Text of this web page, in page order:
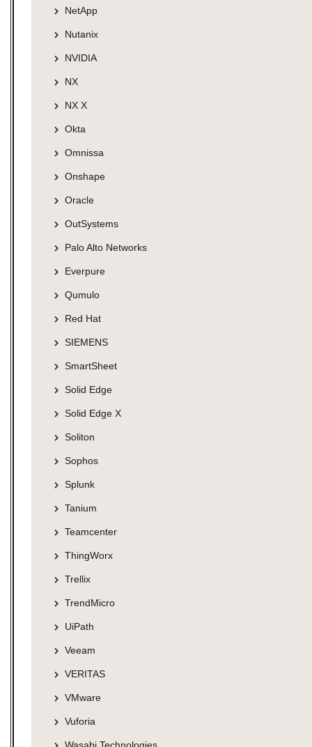
NetApp
Nutanix
NVIDIA
NX
NX X
Okta
Omnissa
Onshape
Oracle
OutSystems
Palo Alto Networks
Everpure
Qumulo
Red Hat
SIEMENS
SmartSheet
Solid Edge
Solid Edge X
Soliton
Sophos
Splunk
Tanium
Teamcenter
ThingWorx
Trellix
TrendMicro
UiPath
Veeam
VERITAS
VMware
Vuforia